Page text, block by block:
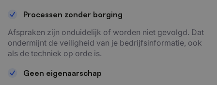
Processen zonder borging
Afspraken zijn onduidelijk of worden niet gevolgd. Dat
ondermijnt de veiligheid van je bedrijfsinformatie, ook
als de techniek op orde is.
Geen eigenaarschap